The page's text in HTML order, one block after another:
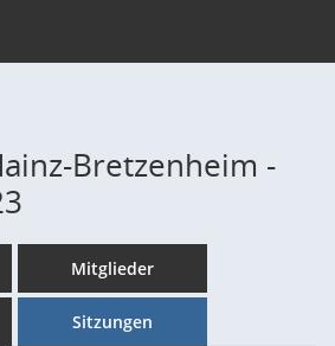
Bretzenheim -
Mitglieder
Sitzungen